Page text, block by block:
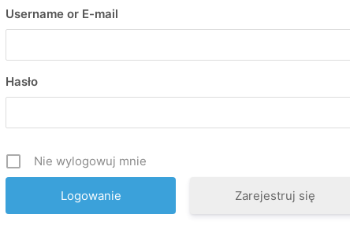
Username or E-mail
Hasło
Nie wylogowuj mnie
Zarejestruj się